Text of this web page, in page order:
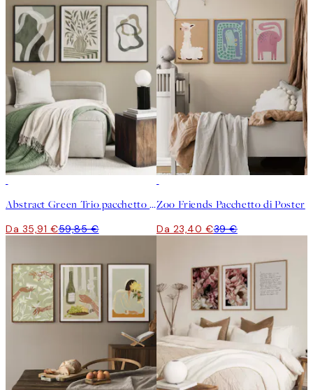
Abstract Green Trio pacchetto di poster
Da 35,91 €59,85 €
Zoo Friends Pacchetto di Poster
Da 23,40 €39 €